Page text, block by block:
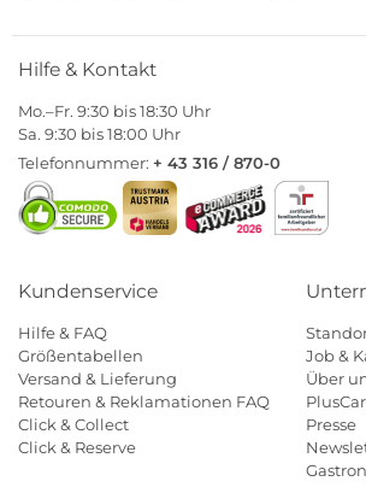
Hilfe & Kontakt
Mo.–Fr. 9:30 bis 18:30 Uhr
Sa. 9:30 bis 18:00 Uhr
Telefonnummer: + 43 316 / 870-0
Kundenservice
Hilfe & FAQ
Größentabellen
Versand & Lieferung
Retouren & Reklamationen FAQ
Click & Collect
Click & Reserve
Job &
Über
Presse